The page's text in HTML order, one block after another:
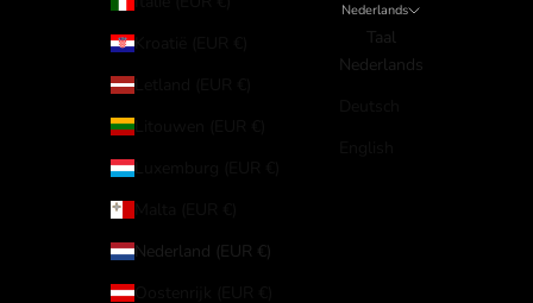
Nederland (EUR €)
Nederlands
Taal
Nederlands